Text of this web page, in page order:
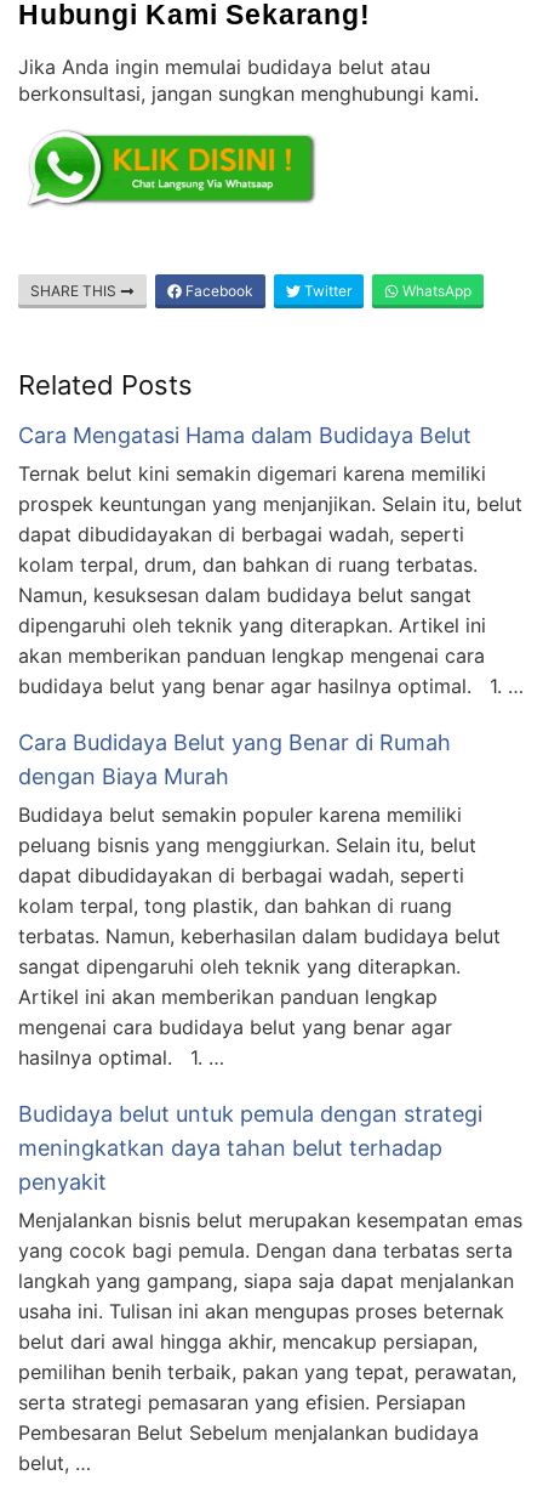
Hubungi Kami Sekarang!
Jika Anda ingin memulai budidaya belut atau
berkonsultasi, jangan sungkan menghubungi kami.
SHARE THIS Facebook Twitter WhatsApp
Related Posts
Cara Mengatasi Hama dalam Budidaya Belut
Ternak belut kini semakin digemari karena memiliki
prospek keuntungan yang menjanjikan. Selain itu, belut
dapat dibudidayakan di berbagai wadah, seperti
kolam terpal, drum, dan bahkan di ruang terbatas.
Namun, kesuksesan dalam budidaya belut sangat
dipengaruhi oleh teknik yang diterapkan. Artikel ini
akan memberikan panduan lengkap mengenai cara
budidaya belut yang benar agar hasilnya optimal. 1. …
Cara Budidaya Belut yang Benar di Rumah
dengan Biaya Murah
Budidaya belut semakin populer karena memiliki
peluang bisnis yang menggiurkan. Selain itu, belut
dapat dibudidayakan di berbagai wadah, seperti
kolam terpal, tong plastik, dan bahkan di ruang
terbatas. Namun, keberhasilan dalam budidaya belut
sangat dipengaruhi oleh teknik yang diterapkan.
Artikel ini akan memberikan panduan lengkap
mengenai cara budidaya belut yang benar agar
hasilnya optimal. 1. …
Budidaya belut untuk pemula dengan strategi
meningkatkan daya tahan belut terhadap
penyakit
Menjalankan bisnis belut merupakan kesempatan emas
yang cocok bagi pemula. Dengan dana terbatas serta
langkah yang gampang, siapa saja dapat menjalankan
usaha ini. Tulisan ini akan mengupas proses beternak
belut dari awal hingga akhir, mencakup persiapan,
pemilihan benih terbaik, pakan yang tepat, perawatan,
serta strategi pemasaran yang efisien. Persiapan
Pembesaran Belut Sebelum menjalankan budidaya
belut, …